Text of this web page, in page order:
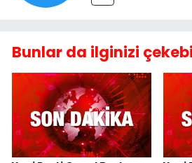
Bunlar da ilginizi